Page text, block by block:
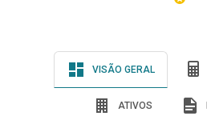
VISÃO GERAL
ATIVOS